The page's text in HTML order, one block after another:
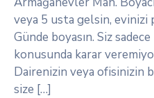
veya 5 usta gelsin,
Günde boyasın. Siz
konusunda karar
Dairenizin veya ofisinizin
size […]